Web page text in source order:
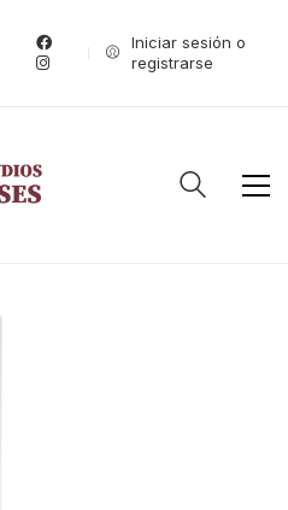
Iniciar sesión o
registrarse